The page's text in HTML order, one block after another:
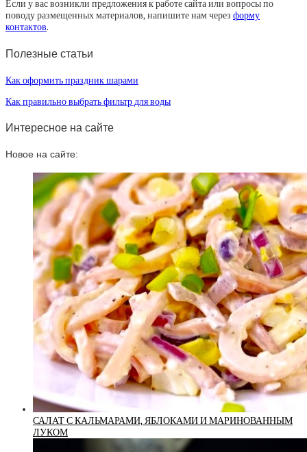
Если у вас возникли предложения к работе сайта или вопросы по
поводу размещенных материалов, напишите нам через форму
контактов.
Полезные статьи
Как оформить праздник шарами
Как правильно выбрать фильтр для воды
Интересное на сайте
Новое на сайте:
САЛАТ С КАЛЬМАРАМИ, ЯБЛОКАМИ И МАРИНОВАННЫМ
ЛУКОМ